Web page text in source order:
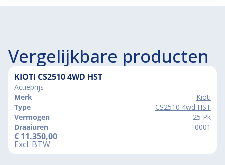
Vergelijkbare producten
KIOTI CS2510 4WD HST
Actieprijs
Merk
Kioti
Type
CS2510 4wd HST
Vermogen
25 Pk
Draaiuren
0001
€ 11.350,00
Excl. BTW